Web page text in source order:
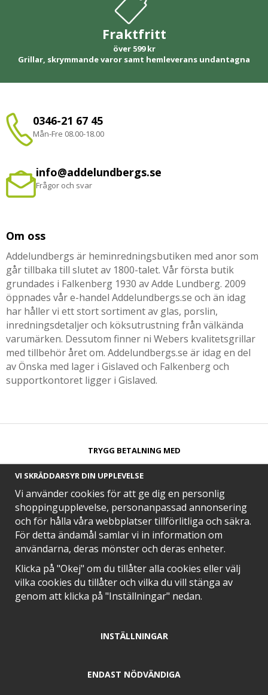
Fraktfritt
över 599 kr
Grillar, skrymmande varor samt hemleverans undantagna
0346-21 67 45
Mån-Fre 08.00-18.00
info@addelundbergs.se
Frågor och svar
Om oss
Addelundbergs är heminredningsbutiken med anor som
går tillbaka till slutet av 1800-talet. Vår första butik
grundades i Falkenberg 1930 av Adde Lundberg. 2009
öppnades vår e-handel Addelundbergs.se och än idag
har håller vi ett stort sortiment av glas, porslin,
inredningsdetaljer och köksutrustning från välkända
varumärken. Dessutom finner ni Webers kvalitetsgrillar
med tillbehör året om. Addelundbergs.se är idag en del
av Önska med lager i Gislaved och Falkenberg och
supportkontoret ligger i Gislaved.
TRYGG BETALNING MED​
SNABB LEVERANS MED
EN DEL AV
VI SKRÄDDARSYR DIN UPPLEVELSE
Vi använder cookies för att ge dig en personlig
shoppingupplevelse, personanpassad annonsering
och för hålla våra webbplatser tillförlitliga och säkra.
För detta ändamål samlar vi in information om
användarna, deras mönster och deras enheter.
Klicka på "Okej" om du tillåter alla cookies eller välj
vilka cookies du tillåter och vilka du vill stänga av
genom att klicka på "Inställningar" nedan.
INSTÄLLNINGAR
ENDAST NÖDVÄNDIGA